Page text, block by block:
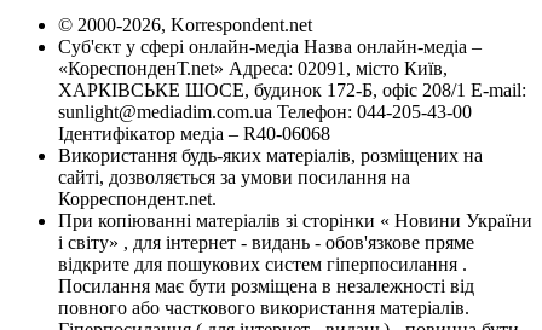
© 2000-2026, Korrespondent.net
Суб'єкт у сфері онлайн-медіа Назва онлайн-медіа –
«КореспонденТ.net» Адреса: 02091, місто Київ,
ХАРКІВСЬКЕ ШОСЕ, будинок 172-Б, офіс 208/1 E-mail:
sunlight@mediadim.com.ua Телефон: 044-205-43-00
Ідентифікатор медіа – R40-06068
Використання будь-яких матеріалів, розміщених на
сайті, дозволяється за умови посилання на
Корреспондент.net.
При копіюванні матеріалів зі сторінки « Новини України
і світу» , для інтернет - видань - обов'язкове пряме
відкрите для пошукових систем гіперпосилання .
Посилання має бути розміщена в незалежності від
повного або часткового використання матеріалів.